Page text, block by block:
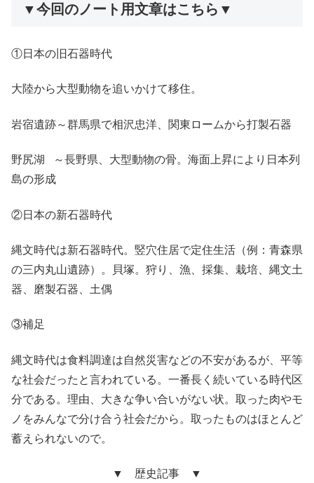
▼今回のノート用文章はこちら▼
①日本の旧石器時代
大陸から大型動物を追いかけて移住。
岩宿遺跡～群馬県で相沢忠洋、関東ロームから打製石器
野尻湖 ～長野県、大型動物の骨。海面上昇により日本列
島の形成
②日本の新石器時代
縄文時代は新石器時代。竪穴住居で定住生活（例：青森県
の三内丸山遺跡）。貝塚。狩り、漁、採集、栽培、縄文土
器、磨製石器、土偶
③補足
縄文時代は食料調達は自然災害などの不安があるが、平等
な社会だったと言われている。一番長く続いている時代区
分である。理由、大きな争い合いがない状。取った肉やモ
ノをみんなで分け合う社会だから。取ったものはほとんど
蓄えられないので。
▼ 歴史記事 ▼